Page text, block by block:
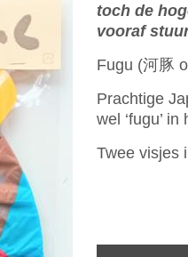
toch de
vooraf
Fugu (河豚
Prachtige
wel ‘fugu’
Twee visjes